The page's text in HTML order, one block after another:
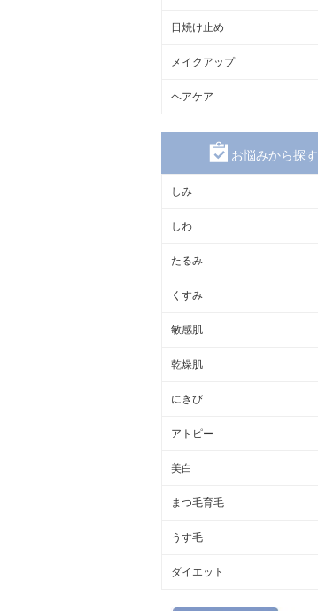
日焼け止め
メイクアップ
ヘアケア
お悩みから探す
しみ
しわ
たるみ
くすみ
敏感肌
乾燥肌
にきび
アトピー
美白
まつ毛育毛
うす毛
ダイエット